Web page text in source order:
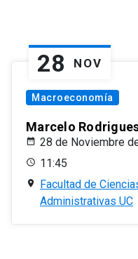
28 NOV
Macroeconomía
Marcelo
28 de Noviembre
11:45
Facultad de
Administrativas UC